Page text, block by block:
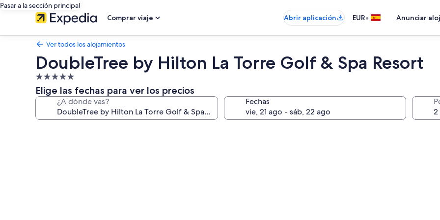
Pasar a la sección principal
Comprar viaje
Abrir aplicación EUR• Anunciar
Ver todos los alojamientos
DoubleTree by Hilton La Torre Golf & Spa Resort
Alojamiento
de
5.0 estrellas
Elige las fechas para ver los precios
¿A dónde vas? Fechas